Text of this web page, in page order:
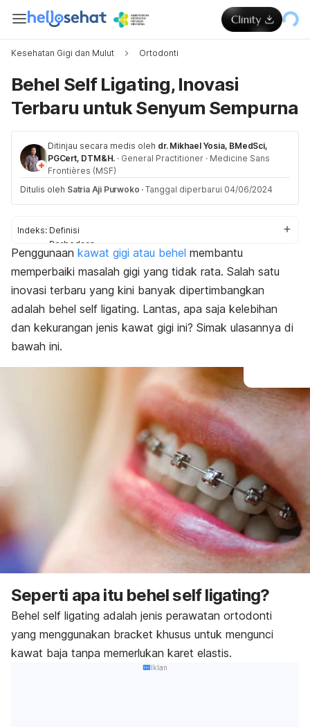
Kesehatan Gigi dan Mulut Ortodonti
Behel Self Ligating, Inovasi
Terbaru untuk Senyum Sempurna
Ditinjau secara medis oleh dr. Mikhael Yosia, BMedSci,
PGCert, DTM&H. · General Practitioner · Medicine Sans
Frontières (MSF)
Ditulis oleh Satria Aji Purwoko · Tanggal diperbarui 04/06/2024
Indeks: Definisi
Perbedaan
Kelebihan dan kekurangan
Prosedur
Durasi pemakaian
Penggunaan kawat gigi atau behel membantu
memperbaiki masalah gigi yang tidak rata. Salah satu
inovasi terbaru yang kini banyak dipertimbangkan
adalah behel self ligating. Lantas, apa saja kelebihan
dan kekurangan jenis kawat gigi ini? Simak ulasannya di
bawah ini.
Seperti apa itu behelself ligating?
Behel self ligating adalah jenis perawatan ortodonti
yang menggunakan bracket khusus untuk mengunci
kawat baja tanpa memerlukan karet elastis.
Iklan